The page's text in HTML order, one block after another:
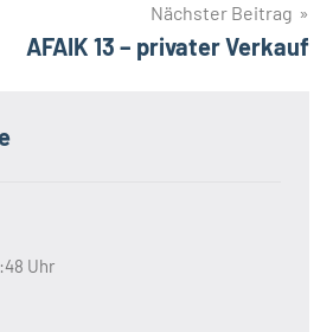
Nächster Beitrag
AFAIK 13 – privater Verkauf
Uhr